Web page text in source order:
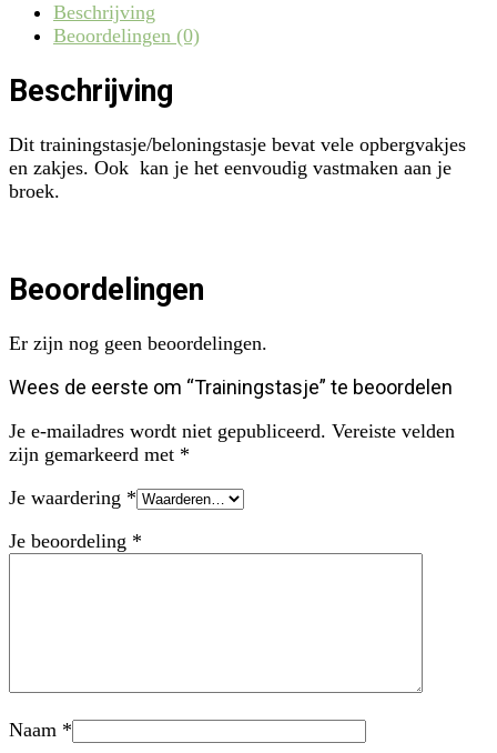
Beschrijving
Beoordelingen (0)
Beschrijving
Dit trainingstasje/beloningstasje bevat vele opbergvakjes
en zakjes. Ook kan je het eenvoudig vastmaken aan je
broek.
Beoordelingen
Er zijn nog geen beoordelingen.
Wees de eerste om “Trainingstasje” te beoordelen
Je e-mailadres wordt niet gepubliceerd. Vereiste velden
zijn gemarkeerd met *
Je waardering *
Je beoordeling *
Naam *